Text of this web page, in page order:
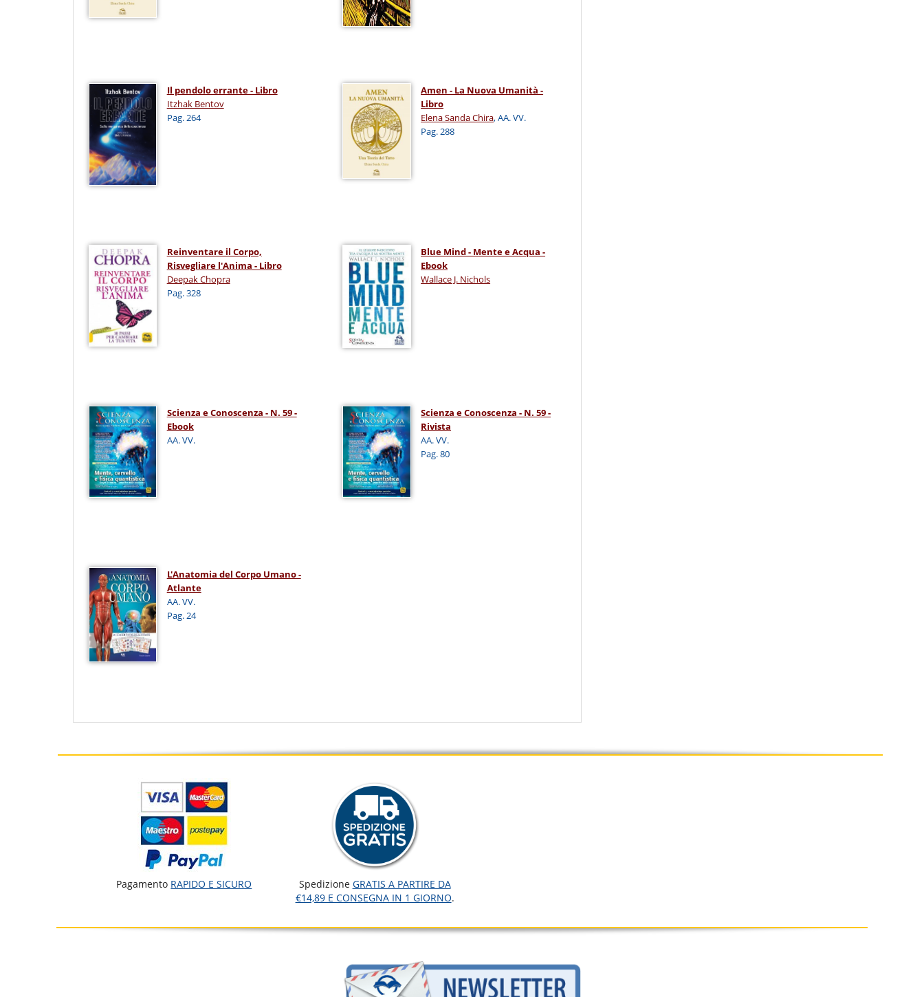
Il pendolo errante - Libro
Itzhak Bentov
Pag. 264
Amen - La Nuova Umanità -
Libro
Elena Sanda Chira, AA. VV.
Pag. 288
Reinventare il Corpo,
Risvegliare l'Anima - Libro
Deepak Chopra
Pag. 328
Blue Mind - Mente e Acqua -
Ebook
Wallace J. Nichols
Scienza e Conoscenza - N. 59 -
Ebook
AA. VV.
Scienza e Conoscenza - N. 59 -
Rivista
AA. VV.
Pag. 80
L'Anatomia del Corpo Umano -
Atlante
AA. VV.
Pag. 24
Pagamento RAPIDO E SICURO Spedizione GRATIS A PARTIRE DA
€14,89 E CONSEGNA IN 1 GIORNO.